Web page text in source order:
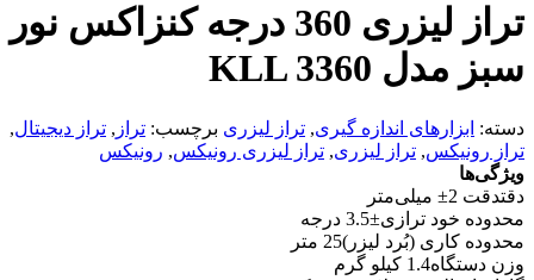
تراز لیزری 360 درجه کنزاکس نور
سبز مدل KLL 3360
دسته: ابزارهای اندازه گیری, تراز لیزری برچسب: تراز , تراز دیجیتال,
تراز رونیکس, تراز لیزری, تراز لیزری رونیکس, رونیکس
ویژگی‌ها
دقتدقت 2± میلی‌متر
محدوده خود ترازی±3.5 درجه
محدوده کاری (بُرد لیزر)25 متر
وزن دستگاه1.4 کیلو گرم